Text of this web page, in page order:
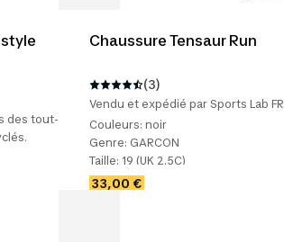
des tout-
Chaussure Tensaur Run
(3)
Vendu et expédié par Sports Lab FR
Couleurs: noir
Genre: GARCON
Taille: 19 (UK 2.5C)
33,00 €